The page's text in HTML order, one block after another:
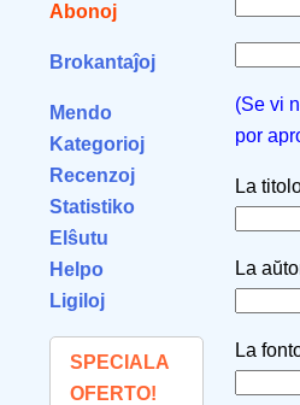
Abonoj
Brokantaĵoj
Mendo
Kategorioj
Recenzoj
Statistiko
Elŝutu
Helpo
Ligiloj
SPECIALA
OFERTO!
(Se vi
por
La
La
La